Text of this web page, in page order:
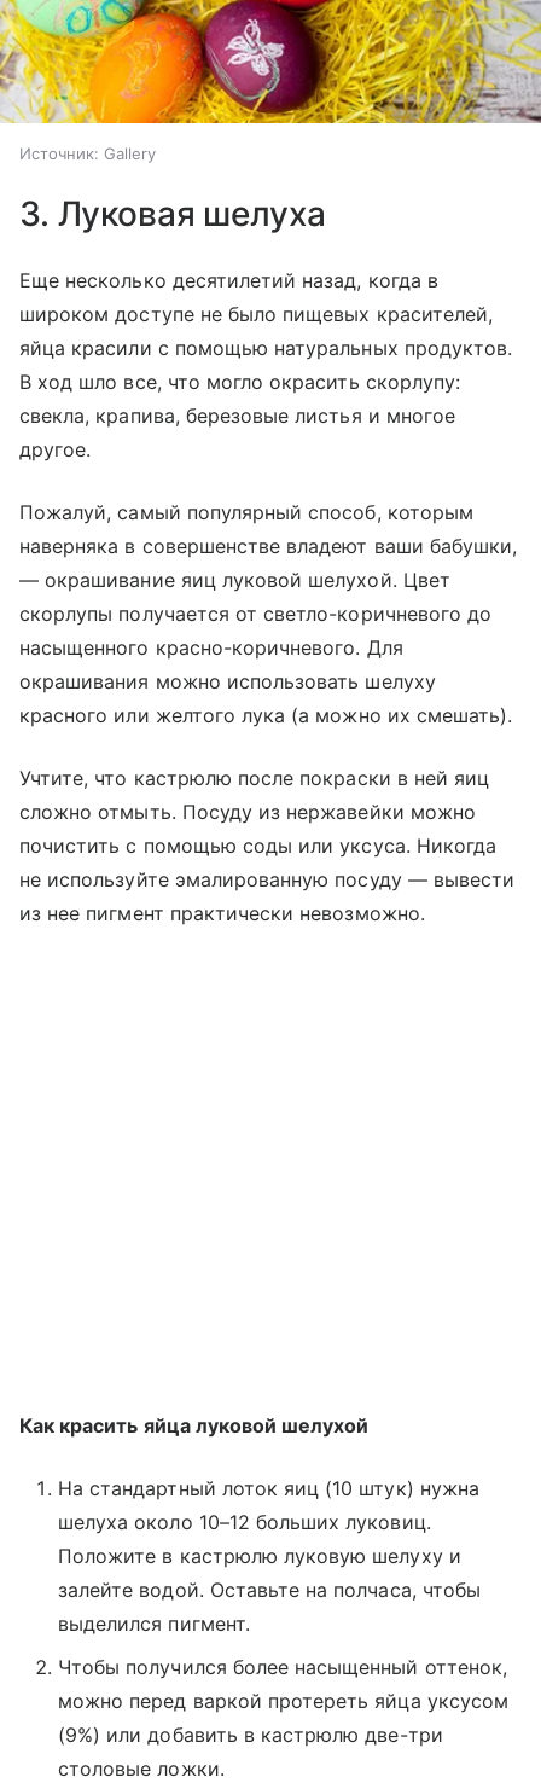
Источник: Gallery
3. Луковая шелуха
Еще несколько десятилетий назад, когда в
широком доступе не было пищевых красителей,
яйца красили с помощью натуральных продуктов.
В ход шло все, что могло окрасить скорлупу:
свекла, крапива, березовые листья и многое
другое.
Пожалуй, самый популярный способ, которым
наверняка в совершенстве владеют ваши бабушки,
— окрашивание яиц луковой шелухой. Цвет
скорлупы получается от светло-коричневого до
насыщенного красно-коричневого. Для
окрашивания можно использовать шелуху
красного или желтого лука (а можно их смешать).
Учтите, что кастрюлю после покраски в ней яиц
сложно отмыть. Посуду из нержавейки можно
почистить с помощью соды или уксуса. Никогда
не используйте эмалированную посуду — вывести
из нее пигмент практически невозможно.
Как красить яйца луковой шелухой
На стандартный лоток яиц (10 штук) нужна
шелуха около 10–12 больших луковиц.
Положите в кастрюлю луковую шелуху и
залейте водой. Оставьте на полчаса, чтобы
выделился пигмент.
Чтобы получился более насыщенный оттенок,
можно перед варкой протереть яйца уксусом
(9%) или добавить в кастрюлю две-три
столовые ложки.